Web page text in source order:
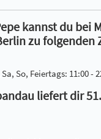
kannst du bei
zu folgenden
So, Feiertags: 11:00 -
liefert dir